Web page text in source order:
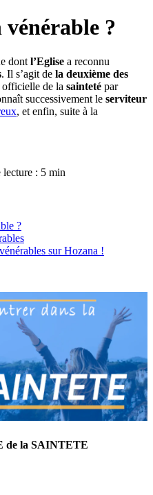
vénérable ?
dont l’Eglise a reconnu
. Il s’agit de la deuxième des
officielle de la sainteté par
successivement le serviteur
, et enfin, suite à la
lecture : 5 min
?
sur Hozana !
de la SAINTETE